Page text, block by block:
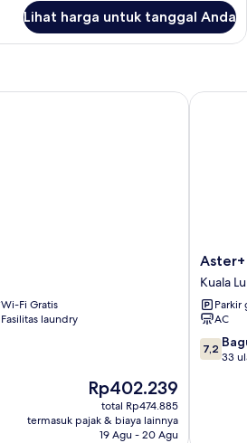
Lihat harga untuk tanggal Anda
Wi-Fi Gratis
Fasilitas laundry
Harga
sekarang
Rp402.239
Rp402.239
total Rp474.885
termasuk pajak & biaya lainnya
19 Agu - 20 Agu
Aster+
Hotel
Bukit
Jalil
Kuala
Lumpur
Kuala
Parkir
AC
7.2
dari
7,2
33
Aster+